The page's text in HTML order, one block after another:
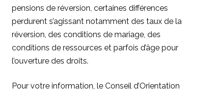
pensions de réversion, certaines différences
perdurent s’agissant notamment des taux de la
réversion, des conditions de mariage, des
conditions de ressources et parfois d’âge pour
l’ouverture des droits.
Pour votre information, le Conseil d’Orientation